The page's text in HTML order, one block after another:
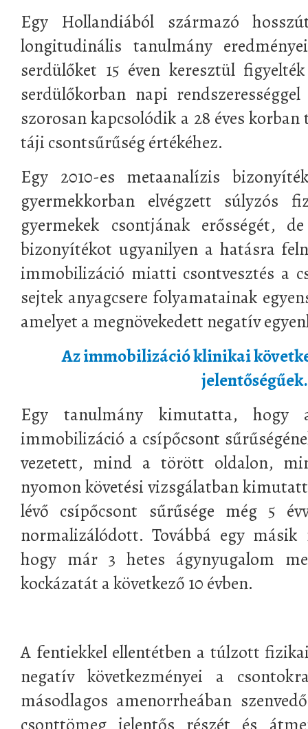
Egy Hollandiából származó
longitudinális tanulmány
serdülőket 15 éven keresztül
serdülőkorban napi
szorosan kapcsolódik a 28 éves
táji csontsűrűség értékéhez.
Egy 2010-es metaanalízis
gyermekkorban elvégzett súlyzós
gyermekek csontjának erősségét,
bizonyítékot ugyanilyen a hatásra
immobilizáció miatti csontvesztés a
sejtek anyagcsere folyamatainak
amelyet a megnövekedett negatív
Az immobilizáció klinikai
jelentőségűek.
Egy tanulmány kimutatta, hogy
immobilizáció a csípőcsont
vezetett, mind a törött oldalon,
nyomon követési vizsgálatban
lévő csípőcsont sűrűsége még 5
normalizálódott. Továbbá egy
hogy már 3 hetes ágynyugalom
kockázatát a következő 10 évben.
A fentiekkel ellentétben a túlzott
negatív következményei a
másodlagos amenorrheában